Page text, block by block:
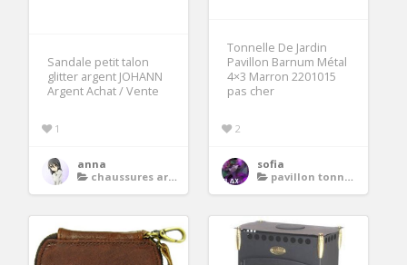
Tonnelle De Jardin
Pavillon Barnum Métal
4×3 Marron 2201015
pas cher
2
sofia
pavillon tonnelle
Sandale petit talon
glitter argent JOHANN
Argent Achat / Vente
1
anna
chaussures argent femme soiree